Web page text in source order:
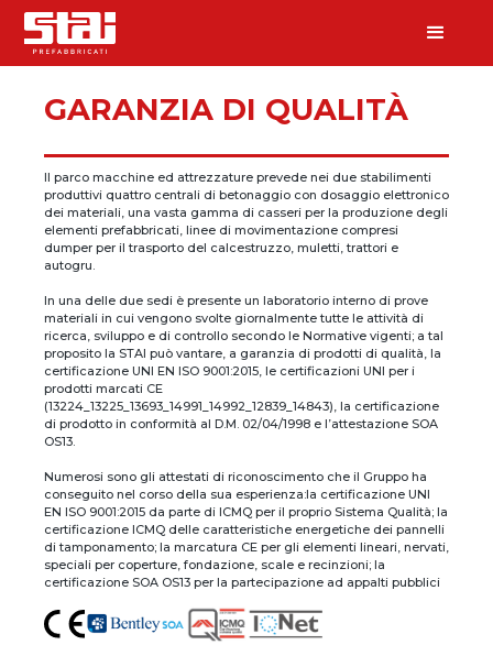
GARANZIA DI QUALITÀ
Il parco macchine ed attrezzature prevede nei due stabilimenti
produttivi quattro centrali di betonaggio con dosaggio elettronico
dei materiali, una vasta gamma di casseri per la produzione degli
elementi prefabbricati, linee di movimentazione compresi
dumper per il trasporto del calcestruzzo, muletti, trattori e
autogru.
In una delle due sedi è presente un laboratorio interno di prove
materiali in cui vengono svolte giornalmente tutte le attività di
ricerca, sviluppo e di controllo secondo le Normative vigenti; a tal
proposito la STAI può vantare, a garanzia di prodotti di qualità, la
certificazione UNI EN ISO 9001:2015, le certificazioni UNI per i
prodotti marcati CE
(13224_13225_13693_14991_14992_12839_14843), la certificazione
di prodotto in conformità al D.M. 02/04/1998 e l’attestazione SOA
OS13.
Numerosi sono gli attestati di riconoscimento che il Gruppo ha
conseguito nel corso della sua esperienza:la certificazione UNI
EN ISO 9001:2015 da parte di ICMQ per il proprio Sistema Qualità; la
certificazione ICMQ delle caratteristiche energetiche dei pannelli
di tamponamento; la marcatura CE per gli elementi lineari, nervati,
speciali per coperture, fondazione, scale e recinzioni; la
certificazione SOA OS13 per la partecipazione ad appalti pubblici